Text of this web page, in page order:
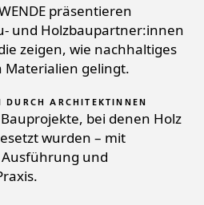
präsentieren
und Holzbaupartner:innen
zeigen, wie nachhaltiges
gelingt.
DURCH ARCHITEKTINNEN
bei denen Holz
wurden – mit
und